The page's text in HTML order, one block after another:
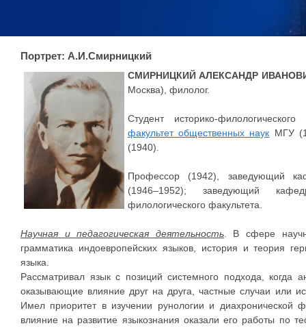
Портрет: А.И.Смирницкий
СМИРНИЦКИЙ АЛЕКСАНДР
Москва), филолог.
Студент историко-
факультет общественных наук МГУ
(1940).
Профессор (1942), заведующий
(1946–1952); заведующий
филологического факультета.
Научная и педагогическая деятельность. В сфере
грамматика индоевропейских языков, история и теория
языка.
Рассматривал язык с позиций системного подхода, когда
оказывающие влияние друг на друга, частные случаи или
Имел приоритет в изучении рунологии и диахронической
влияние на развитие языкознания оказали его работы по